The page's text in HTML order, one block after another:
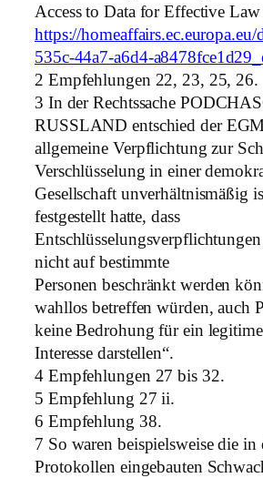
Access to Data for Effective
https://
535c-44a7-a6d4-
2 Empfehlungen 22, 23, 25, 26.
3 In der Rechtssache
RUSSLAND entschied der
allgemeine Verpflichtung zur
Verschlüsselung in einer
Gesellschaft unverhältnismäßig
festgestellt hatte, dass
nicht auf bestimmte
Personen beschränkt werden
wahllos betreffen würden, auch
keine Bedrohung für ein
Interesse darstellen“.
4 Empfehlungen 27 bis 32.
5 Empfehlung 27 ii.
6 Empfehlung 38.
7 So waren beispielsweise die
Protokollen eingebauten